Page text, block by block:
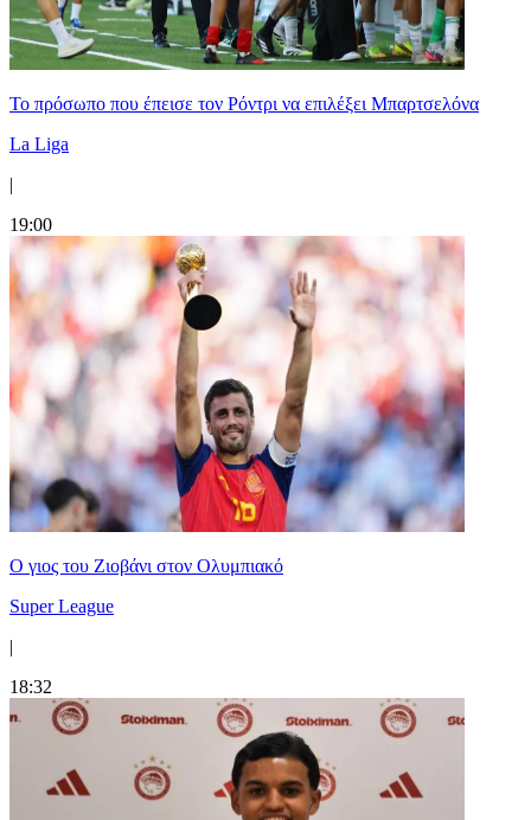
Το πρόσωπο που έπεισε τον Ρόντρι να επιλέξει Μπαρτσελόνα
La Liga
|
19:00
Ο γιος του Ζιοβάνι στον Ολυμπιακό
Super League
|
18:32